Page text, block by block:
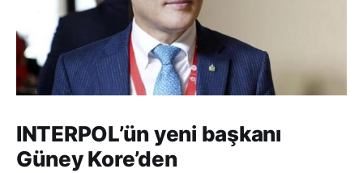
INTERPOL’ün yeni başkanı
Güney Kore’den